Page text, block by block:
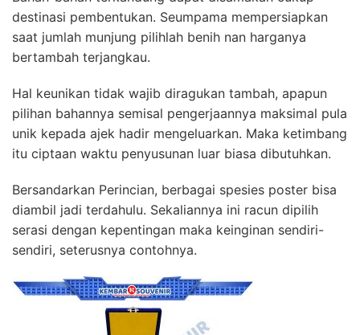
destinasi pembentukan. Seumpama mempersiapkan
saat jumlah munjung pilihlah benih nan harganya
bertambah terjangkau.
Hal keunikan tidak wajib diragukan tambah, apapun
pilihan bahannya semisal pengerjaannya maksimal pula
unik kepada ajek hadir mengeluarkan. Maka ketimbang
itu ciptaan waktu penyusunan luar biasa dibutuhkan.
Bersandarkan Perincian, berbagai spesies poster bisa
diambil jadi terdahulu. Sekaliannya ini racun dipilih
serasi dengan kepentingan maka keinginan sendiri-
sendiri, seterusnya contohnya.